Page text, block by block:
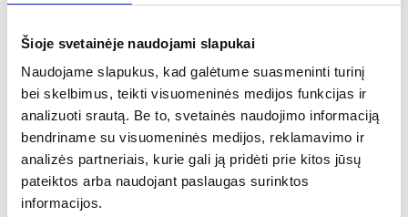
Šioje svetainėje naudojami slapukai
Naudojame slapukus, kad galėtume suasmeninti turinį
bei skelbimus, teikti visuomeninės medijos funkcijas ir
analizuoti srautą. Be to, svetainės naudojimo informaciją
bendriname su visuomeninės medijos, reklamavimo ir
analizės partneriais, kurie gali ją pridėti prie kitos jūsų
pateiktos arba naudojant paslaugas surinktos
informacijos.
Ekonomikos ir inovacijų ministerija (EIMIN) Seimo
pavasario sesijoje planuoja teikti 9 įstatymų projektus,
susijusius su ES Duomenų akto ir ES dirbtinio intelekto
reglamento įgyvendinimu, Investicijų įstatymo
pakeitimais ir kt. Iš viso šiais metais EIMIN Seimui teiks 18
įstatymų projektų.
Krašto apsaugos ministerija pateikė Kapčiamiesčio
karinio poligono įstatymų projektų paketą